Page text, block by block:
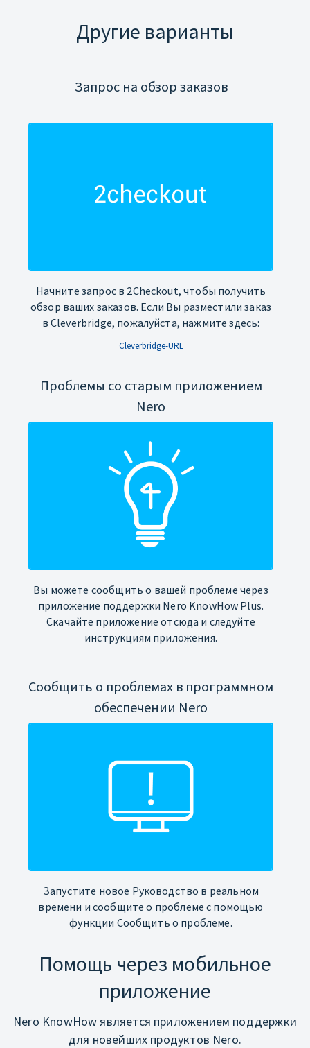
Другие варианты
Запрос на обзор заказов
Начните запрос в 2Checkout, чтобы получить
обзор ваших заказов. Если Вы разместили заказ
в Cleverbridge, пожалуйста, нажмите здесь:
Cleverbridge-URL
Проблемы со старым приложением
Nero
Вы можете сообщить о вашей проблеме через
приложение поддержки Nero KnowHow Plus.
Скачайте приложение отсюда и следуйте
инструкциям приложения.
Сообщить о проблемах в программном
обеспечении Nero
Запустите новое Руководство в реальном
времени и сообщите о проблеме с помощью
функции Сообщить о проблеме.
Помощь через мобильное
приложение
Nero KnowHow является приложением поддержки
для новейших продуктов Nero.